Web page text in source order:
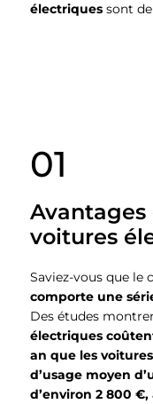
électriques sont
01
Avantages
voitures
Saviez-vous que le
comporte une
Des études
électriques
an que les
d’usage moyen
d’environ 2 800